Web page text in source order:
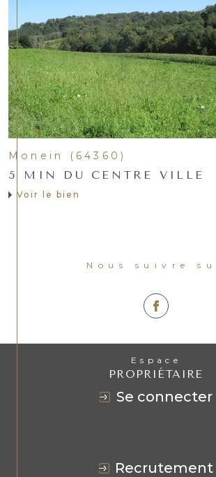
Monein (64360)
5 MIN DU CENTRE VILLE
Voir le bien
Nous suivre
Espace
PROPRIÉTAIRE
se connecter
recrutement